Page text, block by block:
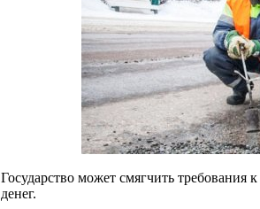
Государство может смягчить требования
денег.